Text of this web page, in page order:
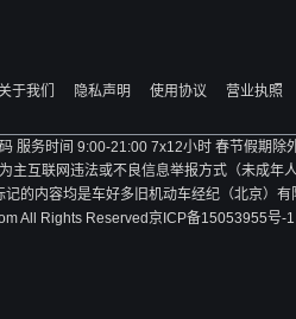
于我们
隐私声明 使用协议 营业执照
服务时间 9:00-21:00 7x12小时 春节假期除
主 互联网违法或不良信息举报方式（未成
的内容均是车好多旧机动车经纪（北京）有
All Rights Reserved京ICP备15053955号-